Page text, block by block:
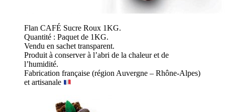
Flan CAFÉ Sucre Roux 1KG.
Quantité : Paquet de 1KG.
Vendu en sachet transparent.
Produit à conserver à l’abri de la chaleur et de
l’humidité.
Fabrication française (région Auvergne – Rhône-Alpes)
et artisanale